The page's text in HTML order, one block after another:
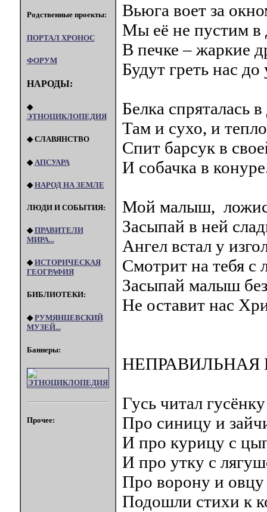
Родственные проекты:
ПОРТАЛ XPOHOC
ФОРУМ
НАРОДЫ:
◆
ЭТНОЦИКЛОПЕДИЯ
◆ СЛАВЯНСТВО
◆ АПСУАРА
◆НАРОД НА ЗЕМЛЕ
ЛЮДИ И СОБЫТИЯ:
◆ПРАВИТЕЛИ
МИРА...
◆ИСТОРИЧЕСКАЯ
ГЕОГРАФИЯ
БИБЛИОТЕКИ:
◆РУМЯНЦЕВСКИЙ
МУЗЕЙ...
Баннеры:
Прочее:
Вьюга воет за
Мы её не пустим в
В печке – жаркие
Будут греть нас до
Белка спряталась
Там и сухо, и
Спит барсук в
И собачка в
Мой малыш,
Засыпай в ней
Ангел встал у
Смотрит на тебя с
Засыпай малыш без
Не оставит нас
Гусь читал
Про синицу и
И про курицу с
И про утку с
Про ворону и овцу
Подошли стихи к